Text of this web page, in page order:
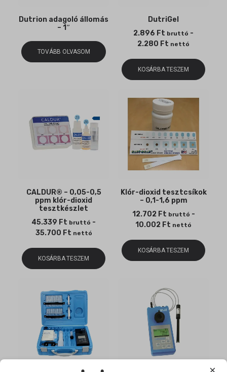
Dutrion adagoló állomás
– 1″
TOVÁBB OLVASOM
DutriGel
2.896 Ft bruttó -
2.280 Ft nettó
KOSÁRBA TESZEM
CALDUR® – 0,05-0,5
ppm klór-dioxid
tesztkészlet
45.339 Ft bruttó -
35.700 Ft nettó
KOSÁRBA TESZEM
Klór-dioxid tesztcsíkok
– 0,1-1,6 ppm
12.702 Ft bruttó -
10.002 Ft nettó
KOSÁRBA TESZEM